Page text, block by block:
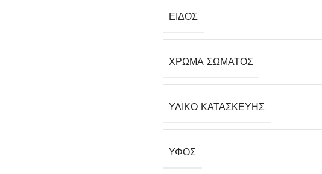
ΕΊΔΟΣ
ΧΡΏΜΑ ΣΏΜΑΤΟΣ
ΥΛΙΚΌ ΚΑΤΑΣΚΕΥΉΣ
ΎΦΟΣ